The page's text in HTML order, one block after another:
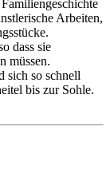
Arbeiten,
dass sie
müssen.
sich so schnell
bis zur Sohle.